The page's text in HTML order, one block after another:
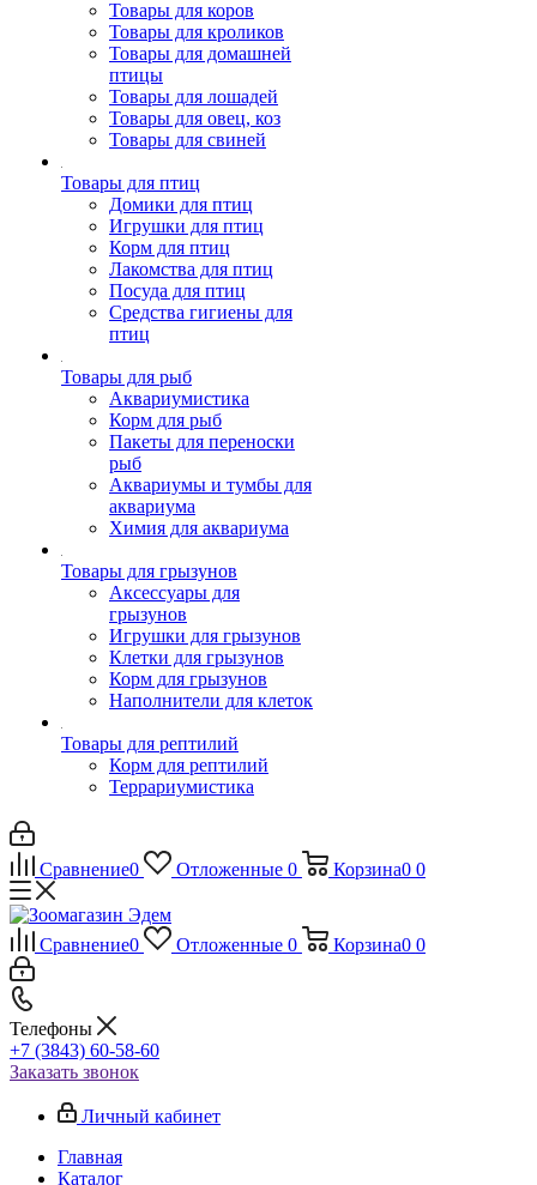
Товары для коров
Товары для кроликов
Товары для домашней
птицы
Товары для лошадей
Товары для овец, коз
Товары для свиней
Товары для птиц
Домики для птиц
Игрушки для птиц
Корм для птиц
Лакомства для птиц
Посуда для птиц
Средства гигиены для
птиц
Товары для рыб
Аквариумистика
Корм для рыб
Пакеты для переноски
рыб
Аквариумы и тумбы для
аквариума
Химия для аквариума
Товары для грызунов
Аксессуары для
грызунов
Игрушки для грызунов
Клетки для грызунов
Корм для грызунов
Наполнители для клеток
Товары для рептилий
Корм для рептилий
Террариумистика
Сравнение0 Отложенные 0 Корзина0 0
Сравнение0 Отложенные 0 Корзина0 0
Телефоны
+7 (3843) 60-58-60
Заказать звонок
Личный кабинет
Главная
Каталог